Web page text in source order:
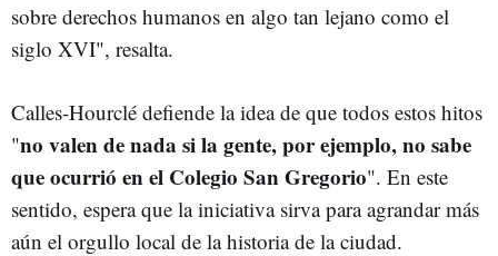
sobre derechos humanos en algo tan lejano como el
siglo XVI", resalta.
Calles-Hourclé defiende la idea de que todos estos hitos
"no valen de nada si la gente, por ejemplo, no sabe
que ocurrió en el Colegio San Gregorio". En este
sentido, espera que la iniciativa sirva para agrandar más
aún el orgullo local de la historia de la ciudad.